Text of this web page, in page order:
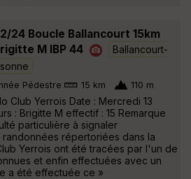
24 Boucle Ballancourt 15km
M IBP 44
Ballancourt-
Pédestre 15 km 110 m
Club Yerrois Date : Mercredi 13
: Brigitte M effectif : 15 Remarque
particulière à signaler
répertoriées dans la
Yerrois ont été tracées par l'un de
et enfin effectuées avec un
a été effectuée ce »